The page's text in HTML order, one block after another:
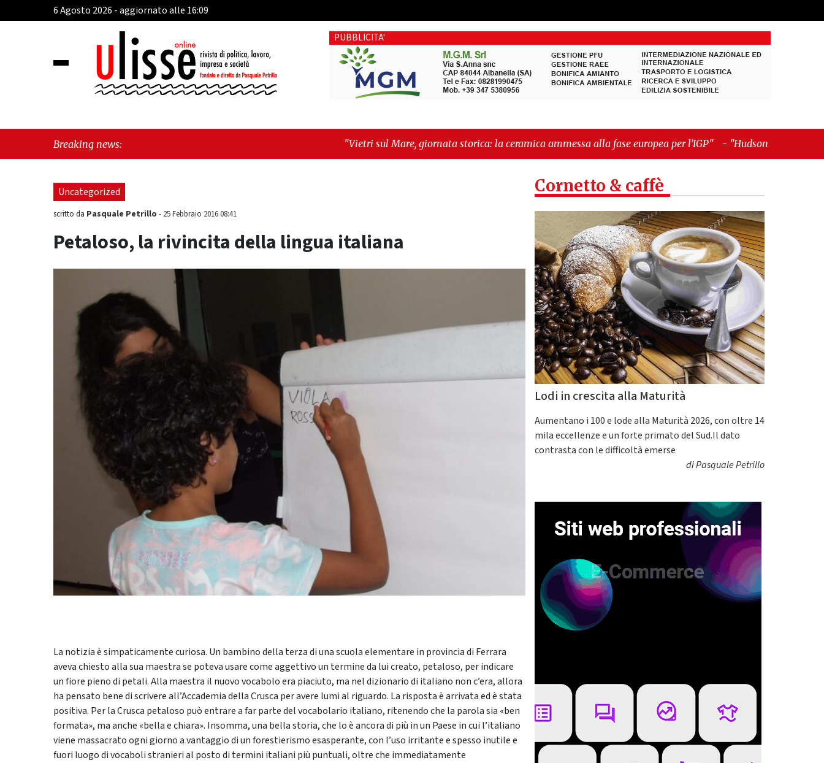
6 Agosto 2026 - aggiornato alle 16:09
PUBBLICITA'
Breaking news: "Vietri sul Mare, giornata storica: la ceramica ammessa alla fase europea per l’IGP" -"Hudson Yards: qui New York
morde il futuro"
Uncategorized
scritto da Pasquale Petrillo - 25 Febbraio 2016 08:41
Petaloso, la rivincita della lingua italiana
La notizia è simpaticamente curiosa. Un bambino della terza di una scuola elementare in provincia di Ferrara
aveva chiesto alla sua maestra se poteva usare come aggettivo un termine da lui creato, petaloso, per indicare
un fiore pieno di petali. Alla maestra il nuovo vocabolo era piaciuto, ma nel dizionario di italiano non c’era, allora
ha pensato bene di scrivere all’Accademia della Crusca per avere lumi al riguardo. La risposta è arrivata ed è stata
positiva. Per la Crusca petaloso può entrare a far parte del vocabolario italiano, ritenendo che la parola sia «ben
formata», ma anche «bella e chiara». Insomma, una bella storia, che lo è ancora di più in un Paese in cui l’italiano
viene massacrato ogni giorno a vantaggio di un forestierismo esasperante, con l’uso irritante e spesso inutile e
fuori luogo di vocaboli stranieri al posto di termini italiani più puntuali, oltre che immediatamente
Cornetto & caffè
Lodi in crescita alla Maturità
Aumentano i 100 e lode alla Maturità 2026, con oltre 14
mila eccellenze e un forte primato del Sud.Il dato
contrasta con le difficoltà emerse
diPasquale Petrillo